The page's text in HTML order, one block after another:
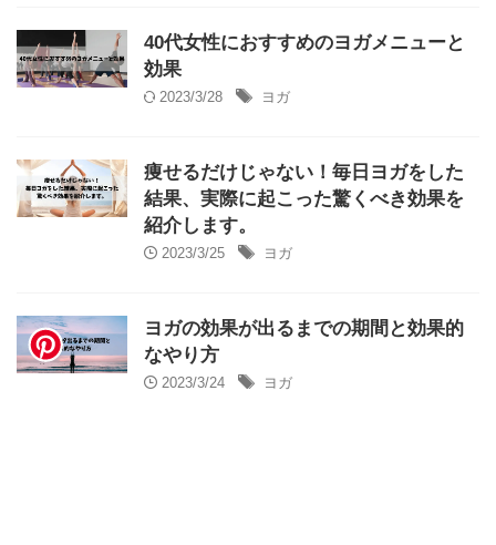
40代女性におすすめのヨガメニューと
効果
2023/3/28 ヨガ
痩せるだけじゃない！毎日ヨガをした
結果、実際に起こった驚くべき効果を
紹介します。
2023/3/25 ヨガ
ヨガの効果が出るまでの期間と効果的
なやり方
2023/3/24 ヨガ